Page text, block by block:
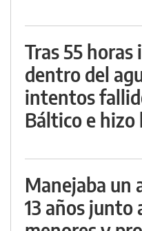
Tras 55
dentro del
intentos
Báltico e
Manejaba un
13 años junto